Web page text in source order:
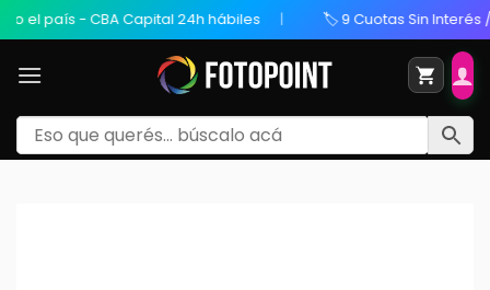
- CBA Capital 24h hábiles 🏷️ 9 Cuotas Sin Interés / 20%